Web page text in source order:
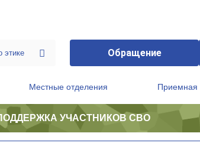
Обращение
Местные отделения Приемная
УЧАСТНИКОВ СВО